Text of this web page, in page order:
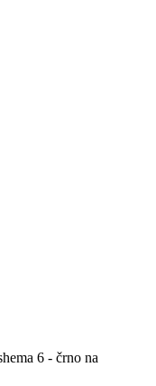
6 - črno na